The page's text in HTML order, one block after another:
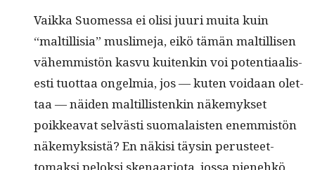
Vaik­ka Suomes­sa ei olisi juuri mui­ta kuin
“maltil­lisia” mus­lime­ja, eikö tämän maltil­lisen
vähem­mistön kasvu kuitenkin voi poten­ti­aalis­
es­ti tuot­taa ongelmia, jos — kuten voidaan olet­
taa — näi­den maltil­lis­tenkin näke­myk­set
poikkea­vat selvästi suo­ma­lais­ten enem­mistön
näke­myk­sistä? En näk­isi täysin perus­teet­
tomak­si pelok­si ske­naar­i­o­ta, jos­sa pienehkö